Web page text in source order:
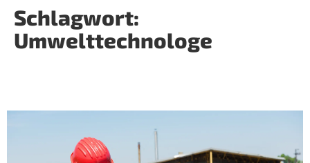
Schlagwort:
Umwelttechnologe